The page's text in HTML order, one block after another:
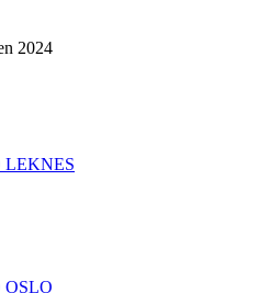
2024
LEKNES